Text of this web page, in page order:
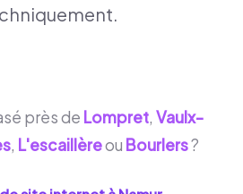
près de Lompret, Vaulx-
, L'escaillèreou Bourlers?